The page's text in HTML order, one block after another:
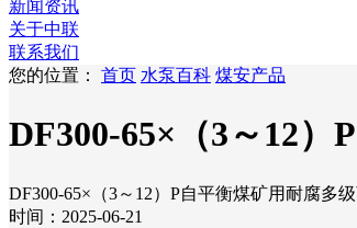
新闻资讯
关于中联
联系我们
您的位置： 首页 水泵百科 煤安产品
DF300-65×（3～12
DF300-65×（3～12）P自平衡煤矿用耐腐多
时间：2025-06-21